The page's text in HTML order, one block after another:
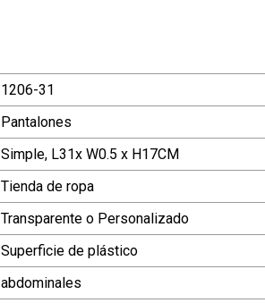
1206-31
Pantalones
Simple, L31x W0.5 x H17CM
Tienda de ropa
Transparente o Personalizado
Superficie de plástico
abdominales